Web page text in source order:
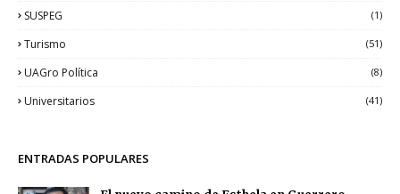
SUSPEG (1)
Turismo (51)
UAGro Política (8)
Universitarios (41)
ENTRADAS POPULARES